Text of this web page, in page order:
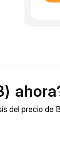
del precio de